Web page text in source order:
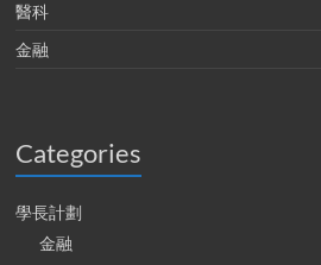
醫科
金融
Categories
學長計劃
金融